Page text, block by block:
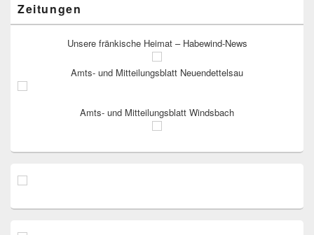
Zeitungen
Unsere fränkische Heimat – Habewind-News
Amts- und Mitteilungsblatt Neuendettelsau
Amts- und Mitteilungsblatt Windsbach